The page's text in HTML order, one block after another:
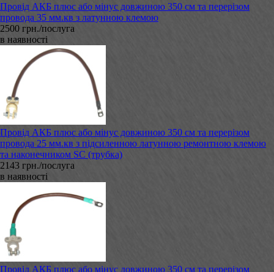
Провід АКБ плюс або мінус довжиною 350 см та перерізом
провода 35 мм.кв з латунною клемою
2500 грн./послуга
в наявності
Провід АКБ плюс або мінус довжиною 350 см та перерізом
провода 25 мм.кв з підсиленною латунною ремонтною клемою
та наконечником SC (трубка)
2143 грн./послуга
в наявності
Провід АКБ плюс або мінус довжиною 350 см та перерізом